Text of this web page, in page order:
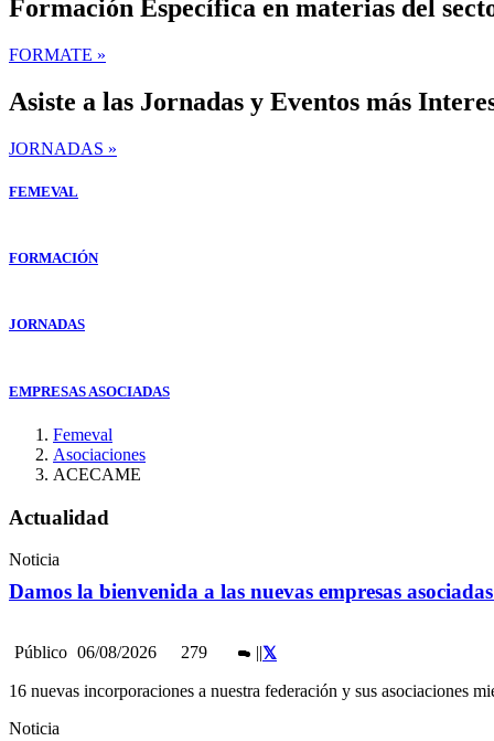
Formación Específica en materias del
FORMATE »
Asiste a las Jornadas y Eventos más
JORNADAS »
FEMEVAL
FORMACIÓN
JORNADAS
EMPRESAS ASOCIADAS
Femeval
Asociaciones
ACECAME
Actualidad
Noticia
Damos la bienvenida a las nuevas empresas
Público 06/08/2026 279 ||
16 nuevas incorporaciones a nuestra federación y sus asociaciones
Noticia